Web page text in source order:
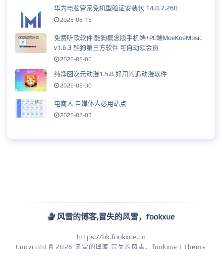
华为电脑管家免机型验证安装包 14.0.7.260
2026-06-15
免费听歌软件 酷狗概念版手机端+PC端MoeKoeMusic
v1.6.3 酷狗第三方软件 可自动领会员
2026-05-06
纯净囧次元动漫1.5.8 好用的追动漫软件
2026-03-30
电商人 自媒体人必用站点
2026-03-03
风雪的博客,冒失的风雪，fookxue
https://bk.fookxue.cn
Copyright © 2026 风雪的博客,冒失的风雪，fookxue | Theme